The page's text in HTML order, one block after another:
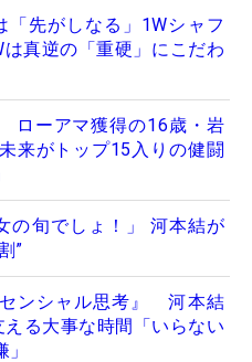
先がしなる」1Wシャフ
は真逆の「重硬」にこだわ
ローアマ獲得の16歳・岩
来がトップ15入りの健闘
の旬でしょ！」 河本結が
”
ンシャル思考』 河本結
える大事な時間「いらない